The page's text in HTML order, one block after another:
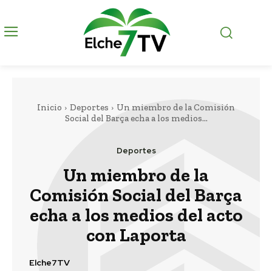
Inicio Deportes
Un miembro de la Comisión
Social del Barça echa a los medios...
Deportes
Un miembro de la
Comisión Social del Barça
echa a los medios del acto
con Laporta
Elche7TV